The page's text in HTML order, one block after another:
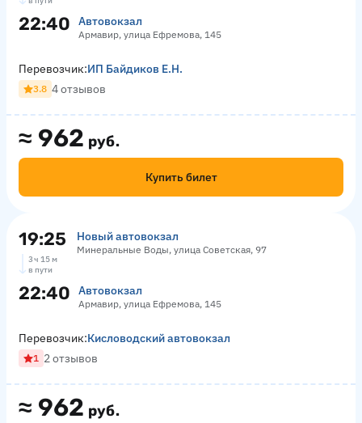
22:40 Автовокзал
Армавир, улица Ефремова, 145
≈ 962 руб.
Купить билет
Перевозчик:ИП Байдиков Е.Н.
3.8 4 отзывов
19:25 Новый автовокзал
Минеральные Воды, улица Советская, 97
3 ч 15 м
в пути
22:40 Автовокзал
Армавир, улица Ефремова, 145
≈ 962 руб.
Перевозчик:Кисловодский автовокзал
1 2 отзывов